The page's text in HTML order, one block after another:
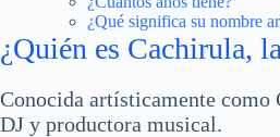
¿Qué significa su nombre
¿Quién es Cachirula,
Conocida artísticamente como
DJ y productora musical.